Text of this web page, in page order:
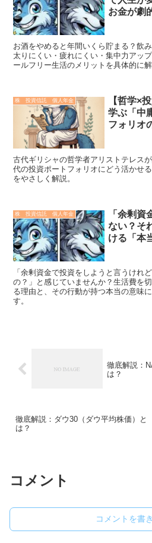
お金が劇
お酒をやめると年間いくら貯まる？飲
太りにくい・疲れにくい・集中力アッ
ールフリー生活のメリットを具体的に解
株 投資信託 個人年金
【哲学×
学ぶ「中
フォリオ
古代ギリシャの哲学者アリストテレス
代の投資ポートフォリオにどう活かせ
をやさしく解説。
株 投資信託 個人年金
「余剰資
ない？そ
ける「本
「余剰資金で投資をしようと言うけれ
の？」と感じていませんか？生活費を
る理由と、その行動が持つ本当の意味
す。
徹底解説：
は？
徹底解説：ダウ30（ダウ平均株価）と
は？
コメント
コメントを書